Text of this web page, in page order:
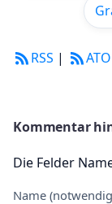
RSS |
Kommentar
Die Felder
Name